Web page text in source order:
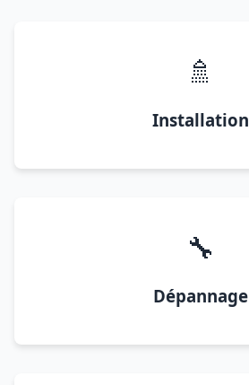
🚿
Installation
🔧
Dépannage